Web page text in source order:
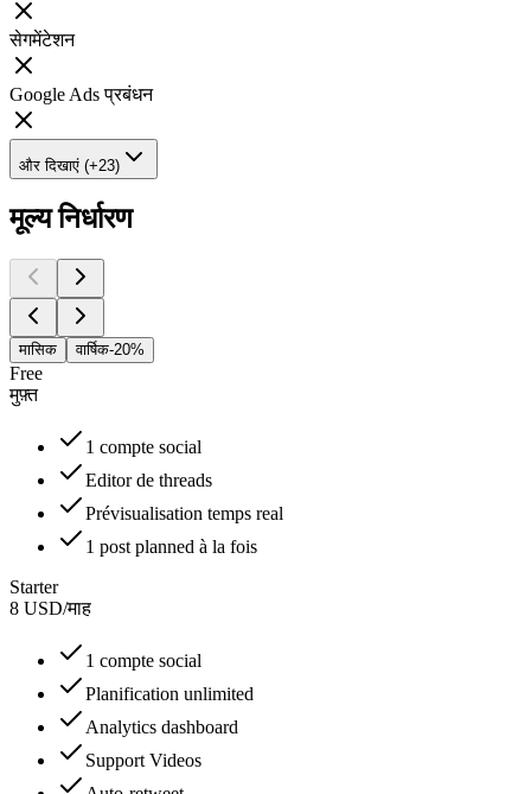
सेगमेंटेशन
Google Ads प्रबंधन
और दिखाएं (+23)
मूल्य निर्धारण
मासिक वार्षिक-20%
Free
मुफ़्त
1 compte social
Editor de threads
Prévisualisation temps real
1 post planned à la fois
Starter
8 USD/माह
1 compte social
Planification unlimited
Analytics dashboard
Support Videos